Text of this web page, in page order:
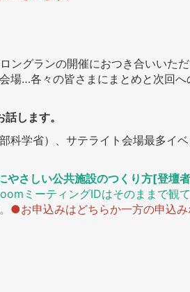
ングランの開催におつき合いいた
場…各々の皆さまにまとめと次回へ
します。
科学省）、サテライト会場最多イ
やさしい公共施設のつくり方[登壇
ミーティングIDはそのままで観
●お申込みはどちらか一方の申込